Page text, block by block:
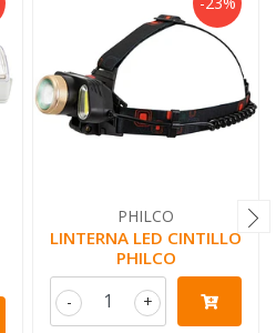
PHILCO
LINTERNA LED CINTILLO
PHILCO
+
-